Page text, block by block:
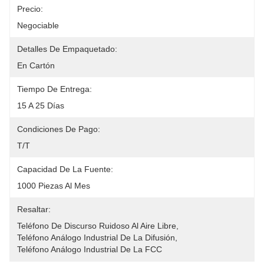
Precio:
Negociable
Detalles De Empaquetado:
En Cartón
Tiempo De Entrega:
15 A 25 Días
Condiciones De Pago:
T/T
Capacidad De La Fuente:
1000 Piezas Al Mes
Resaltar:
Teléfono De Discurso Ruidoso Al Aire Libre
Teléfono Análogo Industrial De La Difusión
Teléfono Análogo Industrial De La FCC